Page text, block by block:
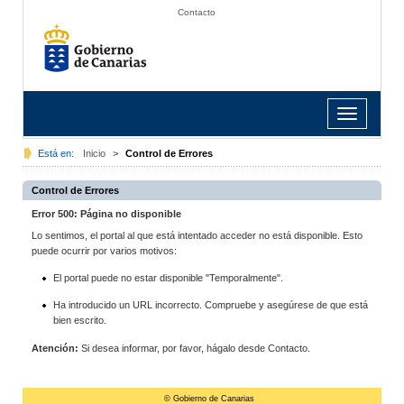
Contacto
Toggle
navigation
Está en: Inicio > Control de Errores
Control de Errores
Error 500: Página no disponible
Lo sentimos, el portal al que está intentado acceder no está disponible. Esto
puede ocurrir por varios motivos:
El portal puede no estar disponible "Temporalmente".
Ha introducido un URL incorrecto. Compruebe y asegúrese de que está
bien escrito.
Atención: Si desea informar, por favor, hágalo desde Contacto.
© Gobierno de Canarias